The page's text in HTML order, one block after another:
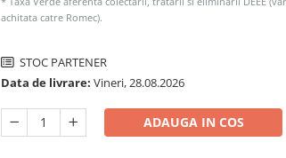
achitata catre Romec).
STOC PARTENER
Data de livrare: Vineri, 28.08.2026
ADAUGA IN COS